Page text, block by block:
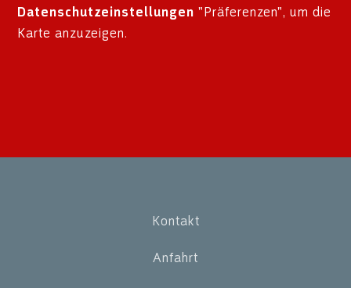
Datenschutzeinstellungen "Präferenzen", um die
Karte anzuzeigen.
Kontakt
Anfahrt